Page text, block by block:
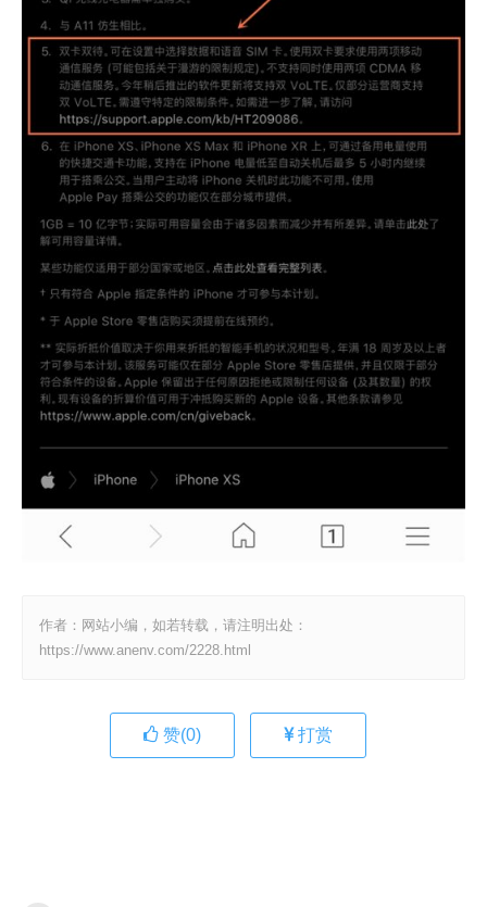
作者：网站小编，如若转载，请注明出处：
https://www.anenv.com/2228.html
赞(0) 打赏